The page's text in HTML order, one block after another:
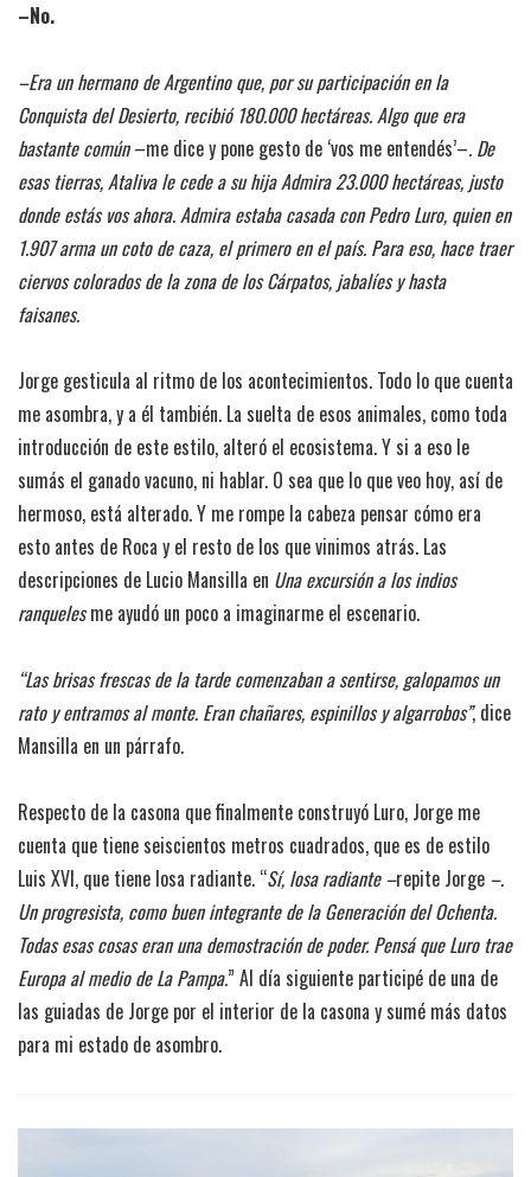
–No.
–Era un hermano de Argentino que, por su participación en la
Conquista del Desierto, recibió 180.000 hectáreas. Algo que era
bastante común–me dice y pone gesto de ‘vos me entendés’–. De
esas tierras, Ataliva le cede a su hija Admira 23.000 hectáreas, justo
donde estás vos ahora. Admira estaba casada con Pedro Luro, quien en
1.907 arma un coto de caza, el primero en el país. Para eso, hace traer
ciervos colorados de la zona de los Cárpatos, jabalíes y hasta
faisanes.
Jorge gesticula al ritmo de los acontecimientos. Todo lo que cuenta
me asombra, y a él también. La suelta de esos animales, como toda
introducción de este estilo, alteró el ecosistema. Y si a eso le
sumás el ganado vacuno, ni hablar. O sea que lo que veo hoy, así de
hermoso, está alterado. Y me rompe la cabeza pensar cómo era
esto antes de Roca y el resto de los que vinimos atrás. Las
descripciones de Lucio Mansilla en Una excursión a los indios
ranquelesme ayudó un poco a imaginarme el escenario.
“Las brisas frescas de la tarde comenzaban a sentirse, galopamos un
rato y entramos al monte. Eran chañares, espinillos y algarrobos”, dice
Mansilla en un párrafo.
Respecto de la casona que finalmente construyó Luro, Jorge me
cuenta que tiene seiscientos metros cuadrados, que es de estilo
Luis XVI, que tiene losa radiante. “Sí, losa radiante –repite Jorge –.
Un progresista, como buen integrante de la Generación del Ochenta.
Todas esas cosas eran una demostración de poder. Pensá que Luro trae
Europa al medio de La Pampa.” Al día siguiente participé de una de
las guiadas de Jorge por el interior de la casona y sumé más datos
para mi estado de asombro.